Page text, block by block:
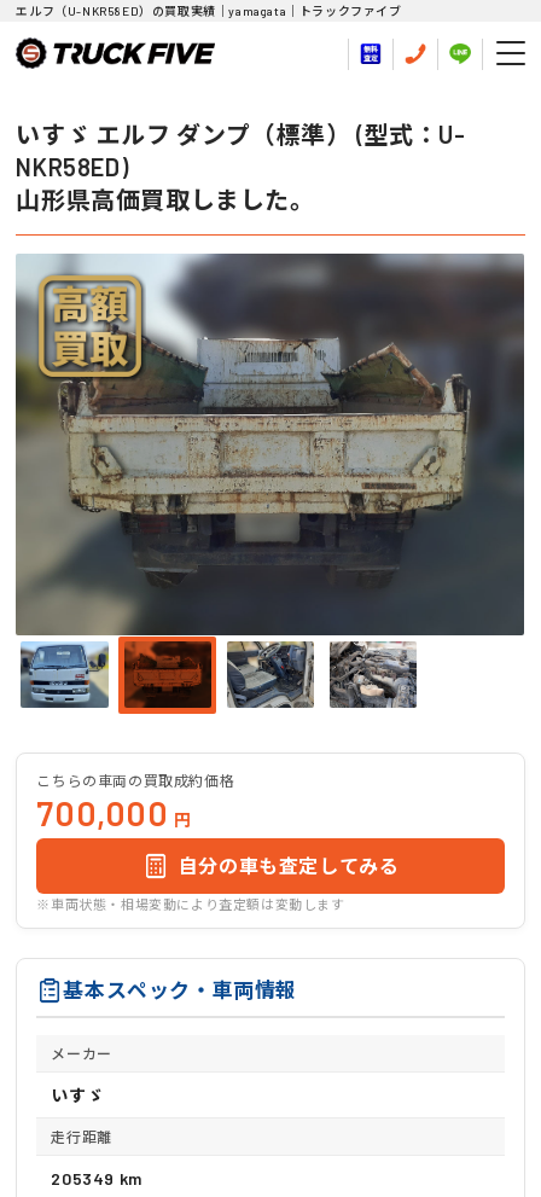
エルフ（U-NKR58ED）の買取実績｜yamagata｜トラックファイブ
いすゞ エルフ ダンプ（標準） (型式：U-
NKR58ED)
山形県高価買取しました。
こちらの車両の買取成約価格
700,000 円
自分の車も査定してみる
※車両状態・相場変動により査定額は変動します
基本スペック・車両情報
メーカー
いすゞ
走行距離
205349 km